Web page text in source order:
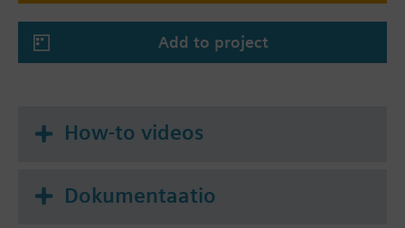
Add to project
How-to videos
Dokumentaatio